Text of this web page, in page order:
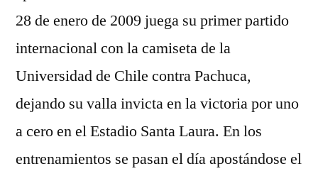
28 de enero de 2009 juega su primer partido
internacional con la camiseta de la
Universidad de Chile contra Pachuca,
dejando su valla invicta en la victoria por uno
a cero en el Estadio Santa Laura. En los
entrenamientos se pasan el día apostándose el